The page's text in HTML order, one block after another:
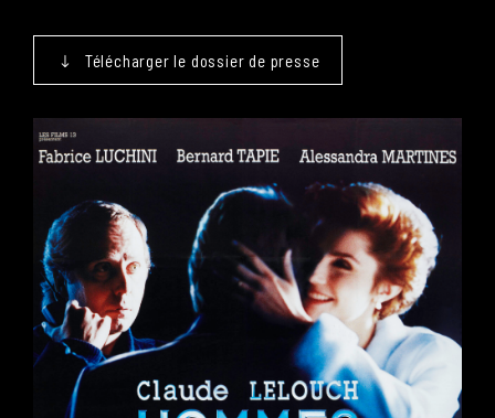
Télécharger le dossier de presse